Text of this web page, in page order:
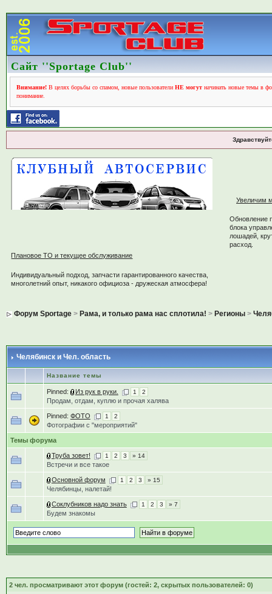
Сайт ''Sportage Club''
Внимание!В целях борьбы со спамом, новые пользователи НЕ могутначинать новые темы в
понимание.
Плановое ТО и текущее обслуживание
Индивидуальный подход, запчасти гарантированного качества,
многолетний опыт, никакого официоза - дружеская атмосфера!
Увеличим
Обновление
блока
лошадей,
расход.
Форум Sportage> Рама, и только рама нас сплотила! > Регионы>
Челябинск и Чел. область
Название темы
Pinned: Из рук в руки. 1 2
Продам, отдам, куплю и прочая халява
Pinned: ФОТО 1 2
Фотографии с "мероприятий"
Темы форума
Труба зовет! 1 2 3 » 14
Встречи и все такое
Основной форум 1 2 3 » 15
Челябинцы, налетай!
Соклубников надо знать 1 2 3 » 7
Будем знакомы
2чел. просматривают этот форум (гостей: 2, скрытых пользователей: 0)